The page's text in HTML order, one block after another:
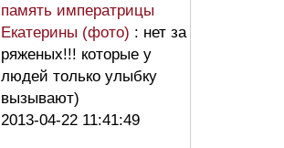
память императрицы
Екатерины (фото) : нет за
ряженых!!! которые у
людей только улыбку
вызывают)
2013-04-22 11:41:49